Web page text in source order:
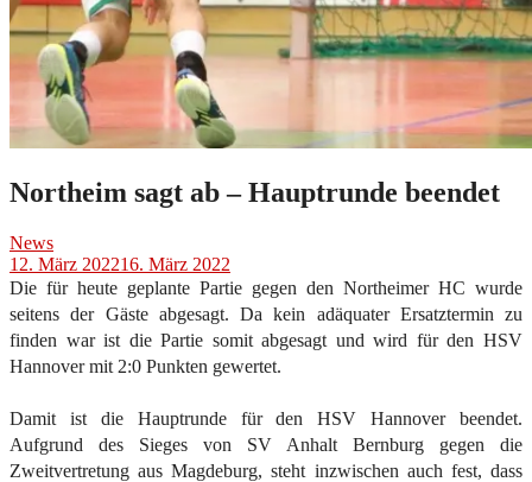
Northeim sagt ab – Hauptrunde beendet
News
12. März 202216. März 2022
Die für heute geplante Partie gegen den Northeimer HC wurde
seitens der Gäste abgesagt. Da kein adäquater Ersatztermin zu
finden war ist die Partie somit abgesagt und wird für den HSV
Hannover mit 2:0 Punkten gewertet.
Damit ist die Hauptrunde für den HSV Hannover beendet.
Aufgrund des Sieges von SV Anhalt Bernburg gegen die
Zweitvertretung aus Magdeburg, steht inzwischen auch fest, dass